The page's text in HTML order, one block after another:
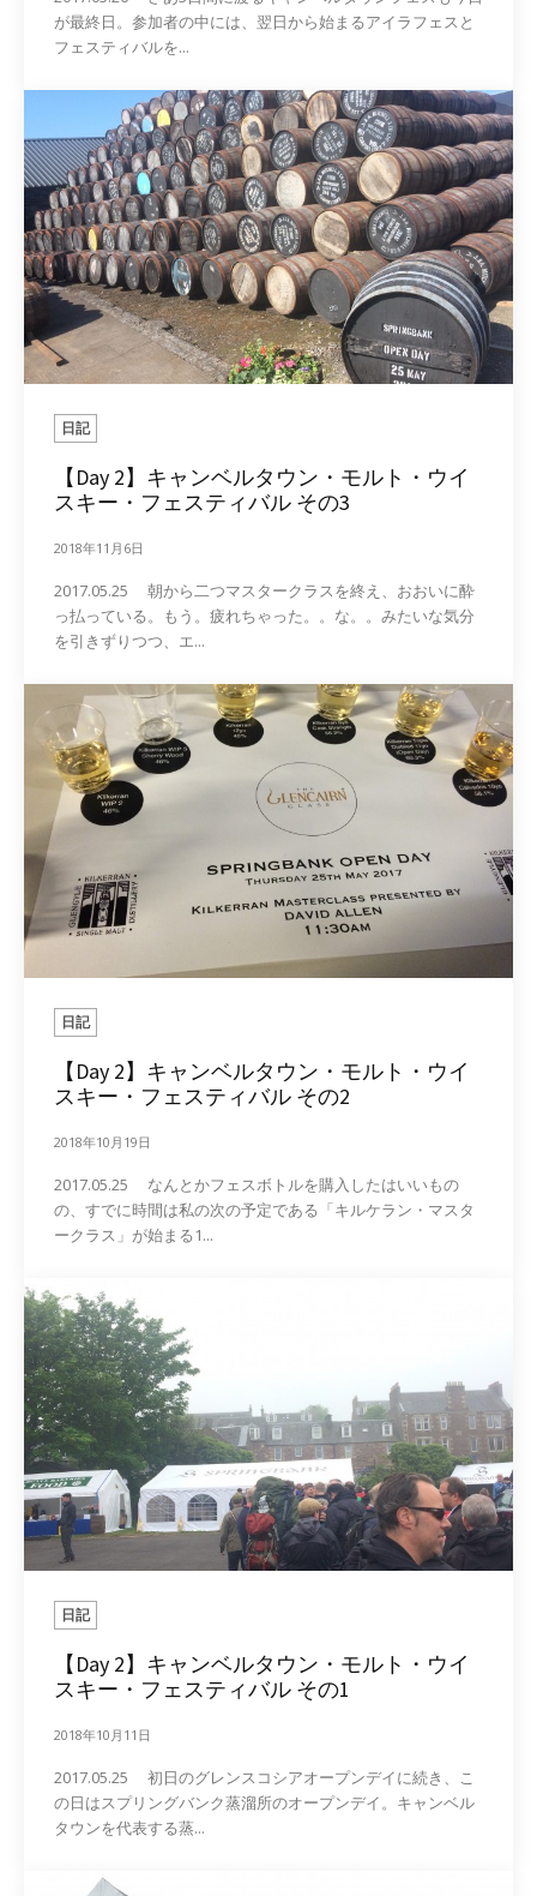
が最終日。参加者の中には、翌日から始まるアイラフェスと
フェスティバルを...
日記
【Day 2】キャンベルタウン・モルト・ウイ
スキー・フェスティバル その3
2018年11月6日
2017.05.25 朝から二つマスタークラスを終え、おおいに酔
っ払っている。もう。疲れちゃった。。な。。みたいな気分
を引きずりつつ、エ...
日記
【Day 2】キャンベルタウン・モルト・ウイ
スキー・フェスティバル その2
2018年10月19日
2017.05.25 なんとかフェスボトルを購入したはいいもの
の、すでに時間は私の次の予定である「キルケラン・マスタ
ークラス」が始まる1...
日記
【Day 2】キャンベルタウン・モルト・ウイ
スキー・フェスティバル その1
2018年10月11日
2017.05.25 初日のグレンスコシアオープンデイに続き、こ
の日はスプリングバンク蒸溜所のオープンデイ。キャンベル
タウンを代表する蒸...